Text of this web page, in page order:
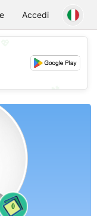
Accedi
💕
0